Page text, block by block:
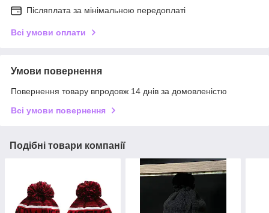
Післяплата за мінімальною передоплаті
Всі умови оплати
Умови повернення
Повернення товару впродовж 14 днів за домовленістю
Всі умови повернення
Подібні товари компанії